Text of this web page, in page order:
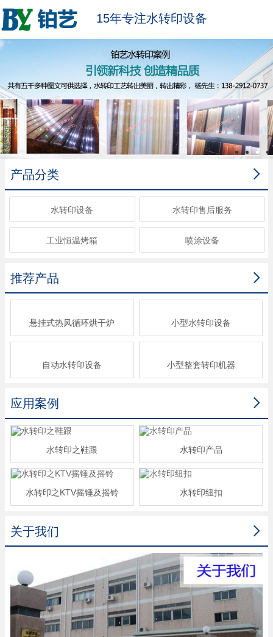
15年专注水转印设备

产品分类
水转印设备 水转印售后服务
工业恒温烤箱 喷涂设备

推荐产品
悬挂式热风循环烘干炉 小型水转印设备
自动水转印设备 小型整套转印机器

应用案例
水转印之鞋跟 水转印产品
水转印之KTV摇锤及摇铃 水转印纽扣

关于我们